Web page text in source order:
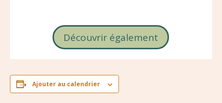
Découvrir également
Ajouter au calendrier